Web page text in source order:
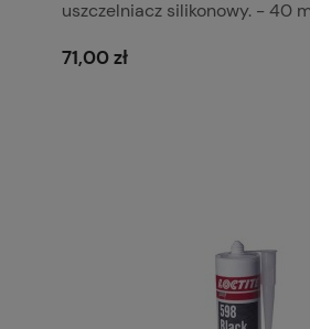
uszczelniacz silikonowy. - 40
71,00 zł